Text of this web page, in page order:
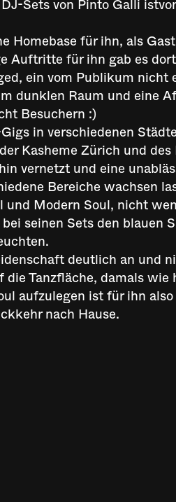
Sets von Pinto Galli
Homebase für ihn, als
Auftritte für ihn gab es
ein vom Publikum nicht
dunklen Raum und eine
Besuchern :)
in verschiedenen
Kasheme Zürich und des
vernetzt und eine
Bereiche wachsen
Modern Soul, nicht
seinen Sets den blauen
deutlich an und
Tanzfläche, damals wie
aufzulegen ist für ihn
nach Hause.